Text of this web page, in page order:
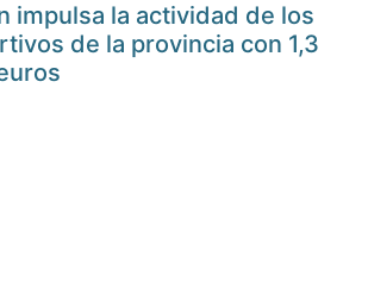
impulsa la actividad de los
de la provincia con 1,3